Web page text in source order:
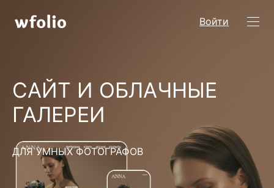
Войти
САЙТ И ОБЛАЧНЫЕ
ГАЛЕРЕИ
ДЛЯ УМНЫХ ФОТОГРАФОВ